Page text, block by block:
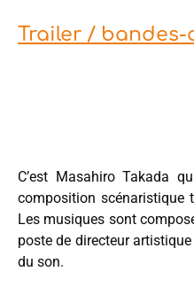
Trailer / bandes-
C’est Masahiro Takada
composition scénaristique
Les musiques sont
poste de directeur
du son.